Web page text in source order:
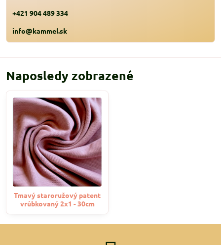
+421 904 489 334
info@kammel.sk
Naposledy zobrazené
Tmavý staroružový patent
vrúbkovaný 2x1 - 30cm